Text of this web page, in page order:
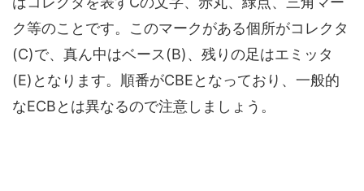
ク等のことです。このマークがある個所がコレクタ
(C)で、真ん中はベース(B)、残りの足はエミッタ
(E)となります。順番がCBEとなっており、一般的
なECBとは異なるので注意しましょう。